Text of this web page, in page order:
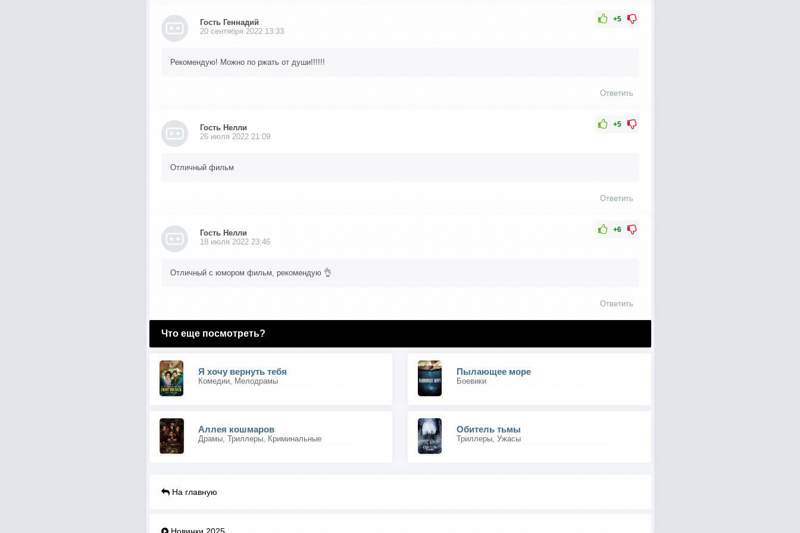
+5
Гость Геннадий
20 сентября 2022 13:33
Рекомендую! Можно по ржать от души!!!!!!
Ответить
+5
Гость Нелли
26 июля 2022 21:09
Отличный фильм
Ответить
+6
Гость Нелли
18 июля 2022 23:46
Отличный с юмором фильм, рекомендую 👌
Ответить
Что еще посмотреть?
Я хочу вернуть тебя
Комедии, Мелодрамы
Пылающее море
Боевики
Аллея кошмаров
Драмы, Триллеры, Криминальные
Обитель тьмы
Триллеры, Ужасы
На главную